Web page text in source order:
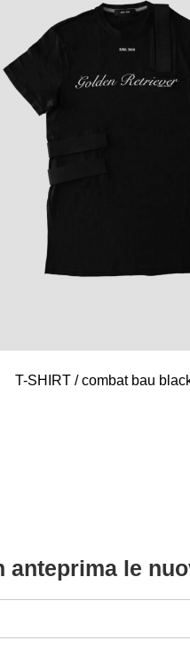
T-SHIRT / combat bau
anteprima le